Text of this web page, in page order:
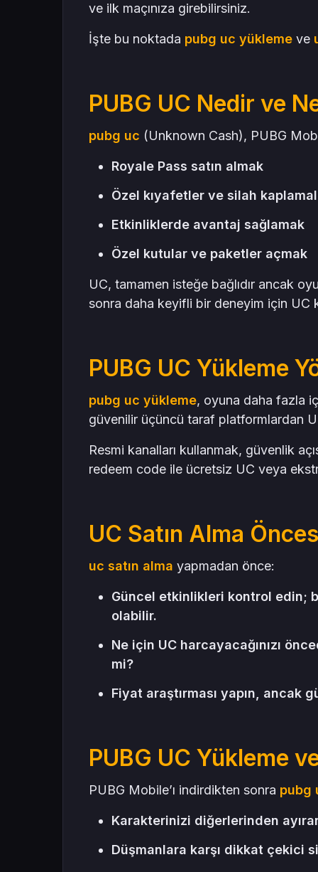
ve ilk maçınıza girebilirsiniz.
İşte bu noktada pubg uc yüklemeve
PUBG UC Nedir ve
pubg uc (Unknown Cash), PUBG
Royale Pass satın almak
Özel kıyafetler ve silah
Etkinliklerde avantaj sağlamak
Özel kutular ve paketler açmak
UC, tamamen isteğe bağlıdır ancak
sonra daha keyifli bir deneyim için UC
PUBG UC Yükleme
pubg uc yükleme, oyuna daha fazla
güvenilir üçüncü taraf platformlardan
Resmi kanalları kullanmak, güvenlik
redeem code ile ücretsiz UC veya
UC Satın Alma
uc satın alma yapmadan önce:
Güncel etkinlikleri kontrol edin;
olabilir.
Ne için UC harcayacağınızı
mi?
Fiyat araştırması yapın, ancak
PUBG UC Yükleme
PUBG Mobile’ı indirdikten sonra pubg
Karakterinizi diğerlerinden
Düşmanlara karşı dikkat çekici